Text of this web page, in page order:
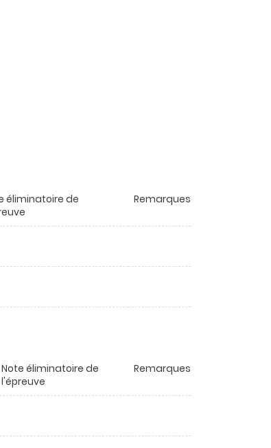
éliminatoire de
Remarques
Note éliminatoire de
l'épreuve
Remarques